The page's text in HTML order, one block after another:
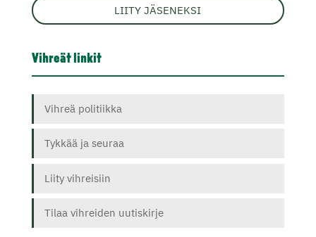
LIITY JÄSENEKSI
Vihreät linkit
Vihreä politiikka
Tykkää ja seuraa
Liity vihreisiin
Tilaa vihreiden uutiskirje